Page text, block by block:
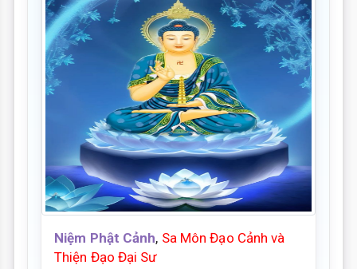
Niệm Phật Cảnh, Sa Môn Đạo Cảnh và
Thiện Đạo Đại Sư